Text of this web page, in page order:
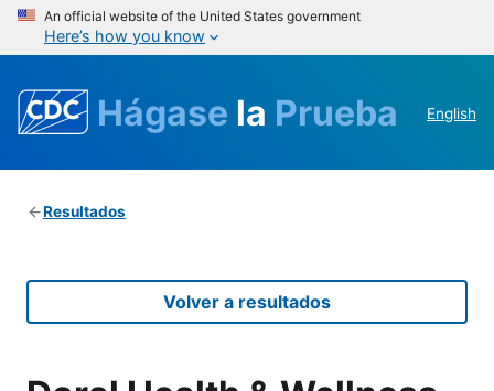
An official website of the United States government
Here’s how you know
Hágase la Prueba English
Resultados
Volver a resultados